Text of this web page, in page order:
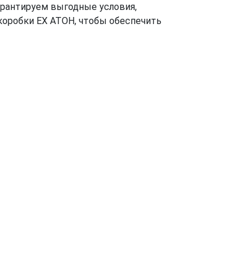
выгодные условия,
EX АТОН, чтобы обеспечить